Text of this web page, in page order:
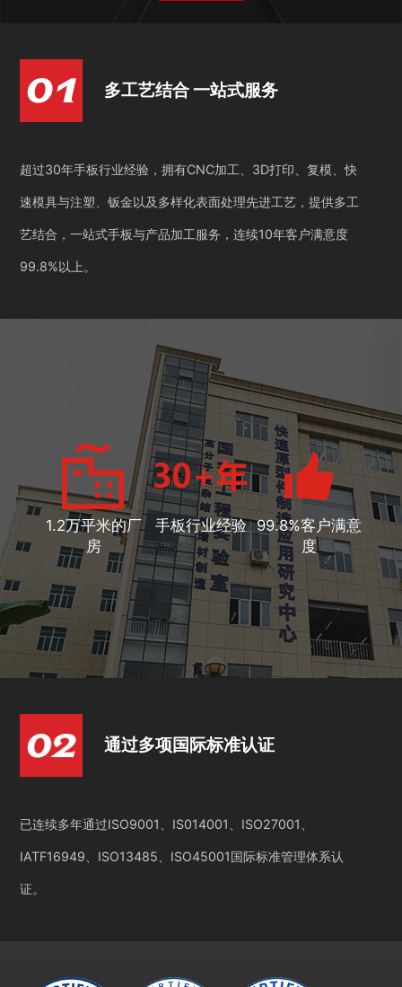
多工艺结合 一站式服务
超过30年手板行业经验，拥有CNC加工、3D打印、复模、快
速模具与注塑、钣金以及多样化表面处理先进工艺，提供多工
艺结合，一站式手板与产品加工服务，连续10年客户满意度
99.8%以上。
1.2万平米的厂
房
手板行业经验 99.8%客户满意
度
通过多项国际标准认证
已连续多年通过ISO9001、IS014001、ISO27001、
IATF16949、ISO13485、ISO45001国际标准管理体系认
证。